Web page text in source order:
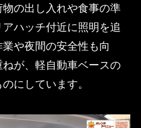
の出し入れや食事の準
ハッチ付近に照明を追
や夜間の安全性も向
ねが、軽自動車ベースの
にしています。